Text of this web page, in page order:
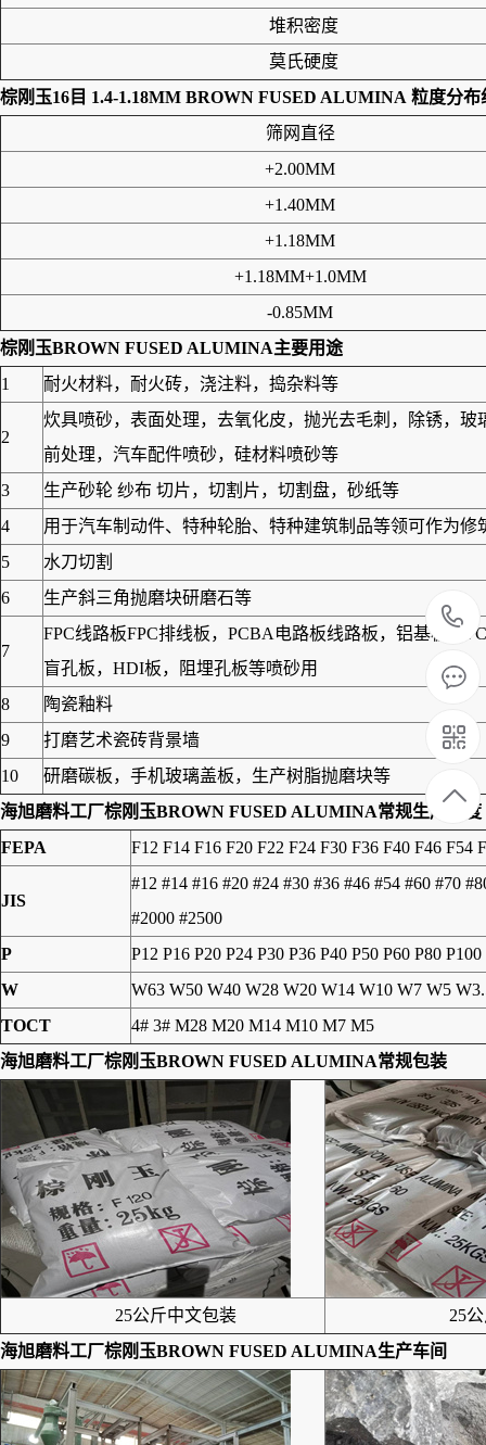
堆积密度
莫氏硬度
棕刚玉16目 1.4-1.18MM BROWN FUSED ALUMINA 粒度分布
筛网直径
+2.00MM
+1.40MM
+1.18MM
+1.18MM+1.0MM
-0.85MM
棕刚玉BROWN FUSED ALUMINA主要用途
1
耐火材料，耐火砖，浇注料，捣杂料等
2
炊具喷砂，表面处理，去氧化皮，抛光去毛刺，除锈，
前处理，汽车配件喷砂，硅材料喷砂等
3
生产砂轮 纱布 切片，切割片，切割盘，砂纸等
4
用于汽车制动件、特种轮胎、特种建筑制品等领可作为
5
水刀切割
6
生产斜三角抛磨块研磨石等
7
FPC线路板FPC排线板，PCBA电路板线路板，铝基板，
盲孔板，HDI板，阻埋孔板等喷砂用
8
陶瓷釉料
9
打磨艺术瓷砖背景墙
10
研磨碳板，手机玻璃盖板，生产树脂抛磨块等
海旭磨料工厂棕刚玉BROWN FUSED ALUMINA常规生产粒度
FEPA
F12 F14 F16 F20 F22 F24 F30 F36 F40 F46 F54
JIS
#12 #14 #16 #20 #24 #30 #36 #46 #54 #60 #70
#2000 #2500
P
P12 P16 P20 P24 P30 P36 P40 P50 P60 P80
W
W63 W50 W40 W28 W20 W14 W10 W7 W5
TOCT
4# 3# M28 M20 M14 M10 M7 M5
海旭磨料工厂棕刚玉BROWN FUSED ALUMINA常规包装
25公斤中文包装
25公
海旭磨料工厂棕刚玉BROWN FUSED ALUMINA生产车间